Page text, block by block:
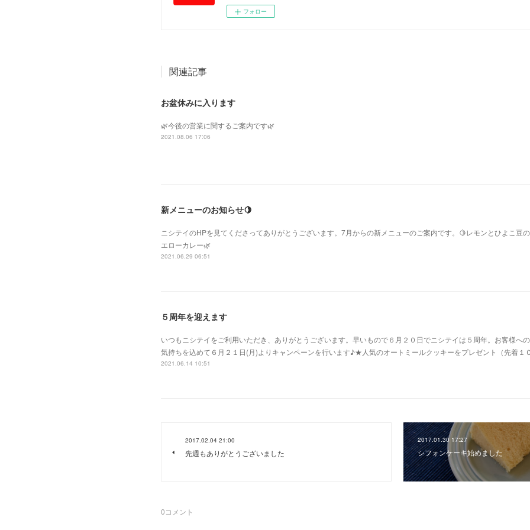
フォロー
関連記事
お盆休みに入ります
🌿今後の営業に関するご案内です🌿
2021.08.06 17:06
新メニューのお知らせ🍋
ニシテイのHPを見てくださってありがとうございます。7月からの新メニューのご案内です。🍋レモンとひよこ
エローカレー🌿
2021.06.29 06:51
５周年を迎えます
いつもニシテイをご利用いただき、ありがとうございます。早いもので６月２０日でニシテイは５周年。お客様へ
気持ちを込めて６月２１日(月)よりキャンペーンを行います♪★人気のオートミールクッキーをプレゼント（先着１
2021.06.14 10:51
2017.02.04 21:00
先週もありがとうございました
2017.01.30 17:27
シフォンケーキ始めました
0コメント